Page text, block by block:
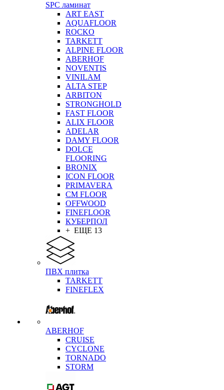
SPC ламинат
ART EAST
AQUAFLOOR
ROCKO
TARKETT
ALPINE FLOOR
ABERHOF
NOVENTIS
VINILAM
ALTA STEP
ARBITON
STRONGHOLD
FAST FLOOR
ALIX FLOOR
ADELAR
DAMY FLOOR
DOLCE
FLOORING
BRONIX
ICON FLOOR
PRIMAVERA
CM FLOOR
OFFWOOD
FINEFLOOR
КУБЕРПОЛ
+ ЕЩЕ 13
ПВХ плитка
TARKETT
FINEFLEX
ABERHOF
CRUISE
CYCLONE
TORNADO
STORM